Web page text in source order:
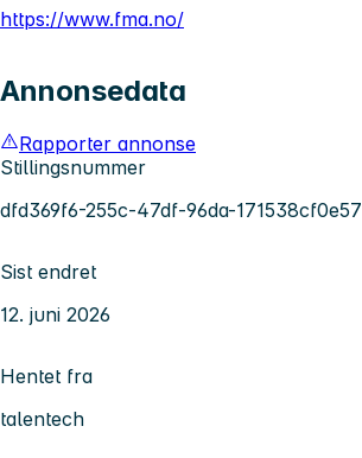
https://www.fma.no/
Annonsedata
Rapporter annonse
Stillingsnummer
dfd369f6-255c-47df-96da-171538cf0e57
Sist endret
12. juni 2026
Hentet fra
talentech